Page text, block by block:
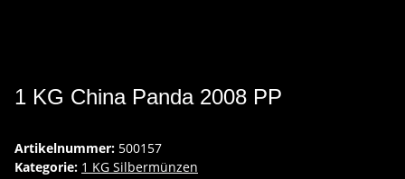
1 KG China Panda 2008 PP
Artikelnummer: 500157
Kategorie: 1 KG Silbermünzen